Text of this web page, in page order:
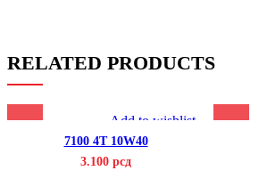
RELATED PRODUCTS
Add to wishlist
7100 4T 10W40
3.100 рсд